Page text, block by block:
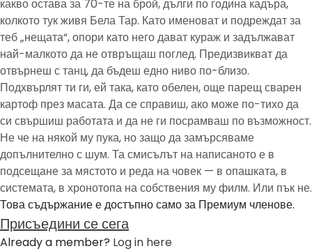
какво остава за 70-те на брой, дълги по година кадъра,
колкото тук живя Бела Тар. Като именоват и подреждат за
теб „нещата“, опори като него дават кураж и задължават
най-малкото да не отвръщаш поглед. Предизвикват да
отвърнеш с танц, да бъдеш едно ниво по-близо.
Подхвърлят ти ги, ей така, като обелен, още парещ сварен
картоф през масата. Да се справиш, ако може по-тихо да
си свършиш работата и да не ги посрамваш по възможност.
Не че на някой му пука, но защо да замърсяваме
допълнително с шум. Та смисълът на написаното е в
подсещане за мястото и реда на човек — в опашката, в
системата, в хронотопа на собствения му филм. Или пък не.
Това съдържание е достъпно само за Премиум членове.
Присъедини се сега
Already a member? Log in here